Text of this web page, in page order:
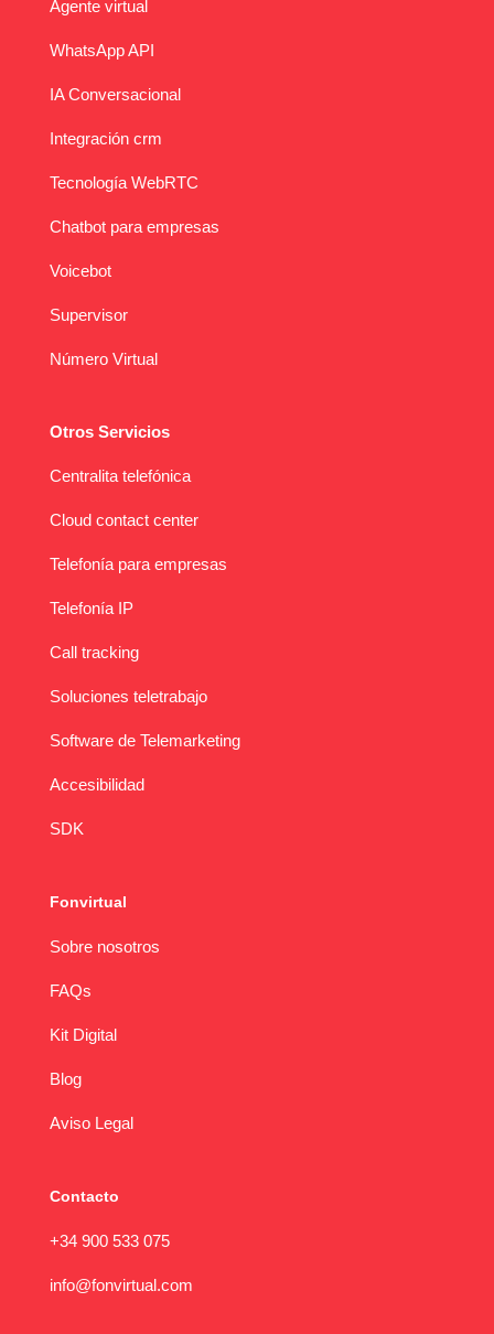
Agente virtual
WhatsApp API
IA Conversacional
Integración crm
Tecnología WebRTC
Chatbot para empresas
Voicebot
Supervisor
Número Virtual
Otros Servicios
Centralita telefónica
Cloud contact center
Telefonía para empresas
Telefonía IP
Call tracking
Soluciones teletrabajo
Software de Telemarketing
Accesibilidad
SDK
Fonvirtual
Sobre nosotros
FAQs
Kit Digital
Blog
Aviso Legal
Contacto
+34 900 533 075
info@fonvirtual.com